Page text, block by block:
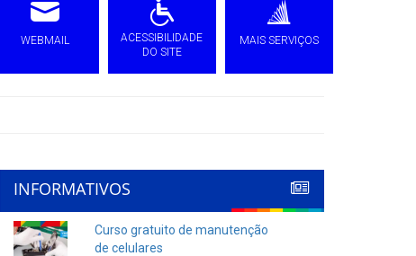
WEBMAIL
ACESSIBILIDADE
DO SITE
MAIS SERVIÇOS
INFORMATIVOS
Curso gratuito de manutenção
de celulares